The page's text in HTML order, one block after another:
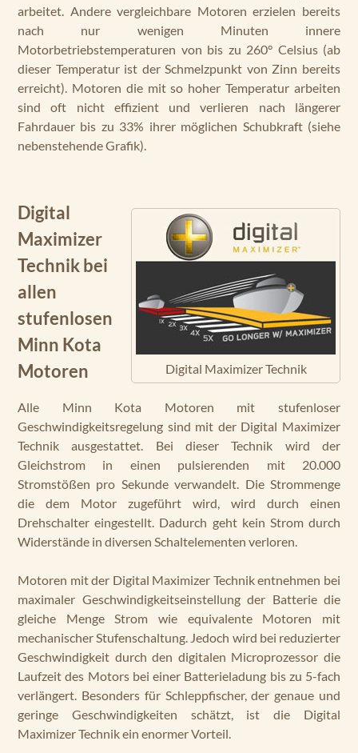
arbeitet. Andere vergleichbare Motoren erzielen bereits
nach nur wenigen Minuten innere
Motorbetriebstemperaturen von bis zu 260° Celsius (ab
dieser Temperatur ist der Schmelzpunkt von Zinn bereits
erreicht). Motoren die mit so hoher Temperatur arbeiten
sind oft nicht effizient und verlieren nach längerer
Fahrdauer bis zu 33% ihrer möglichen Schubkraft (siehe
nebenstehende Grafik).
Digital Maximizer Technik
Digital
Maximizer
Technik bei
allen
stufenlosen
Minn Kota
Motoren
Alle Minn Kota Motoren mit stufenloser
Geschwindigkeitsregelung sind mit der Digital Maximizer
Technik ausgestattet. Bei dieser Technik wird der
Gleichstrom in einen pulsierenden mit 20.000
Stromstößen pro Sekunde verwandelt. Die Strommenge
die dem Motor zugeführt wird, wird durch einen
Drehschalter eingestellt. Dadurch geht kein Strom durch
Widerstände in diversen Schaltelementen verloren.
Motoren mit der Digital Maximizer Technik entnehmen bei
maximaler Geschwindigkeitseinstellung der Batterie die
gleiche Menge Strom wie equivalente Motoren mit
mechanischer Stufenschaltung. Jedoch wird bei reduzierter
Geschwindigkeit durch den digitalen Microprozessor die
Laufzeit des Motors bei einer Batterieladung bis zu 5-fach
verlängert. Besonders für Schleppfischer, der genaue und
geringe Geschwindigkeiten schätzt, ist die Digital
Maximizer Technik ein enormer Vorteil.